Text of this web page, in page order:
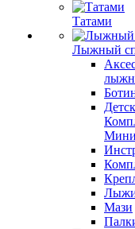
Татами
Лыжный
Мази